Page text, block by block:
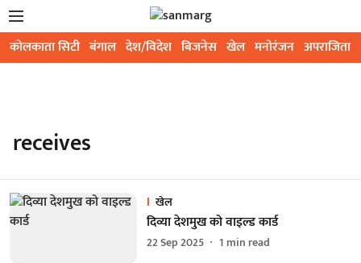
कोलकाता सिटी बंगाल देश/विदेश बिजनेस खेल मनोरंजन अपराजिता
receives
खेल
दिव्या देशमुख को वाइल्ड कार्ड
22 Sep 2025 1 min read